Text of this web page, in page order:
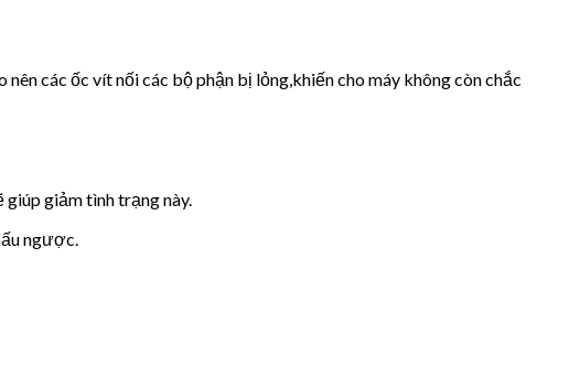
các ốc vít nối các bộ phận bị lỏng,khiến cho máy không còn chắc
giảm tình trạng này.
ngược.